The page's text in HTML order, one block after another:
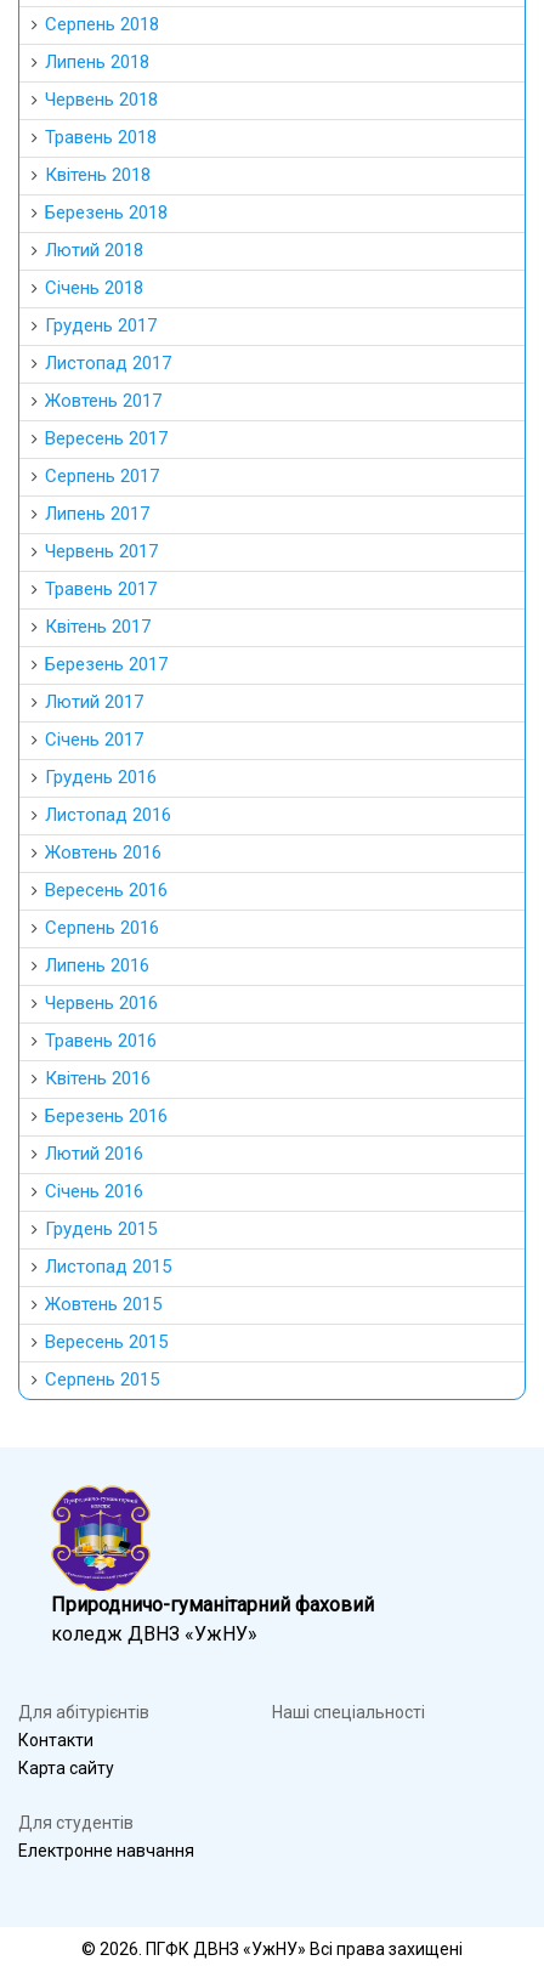
Серпень 2018
Липень 2018
Червень 2018
Травень 2018
Квітень 2018
Березень 2018
Лютий 2018
Січень 2018
Грудень 2017
Листопад 2017
Жовтень 2017
Вересень 2017
Серпень 2017
Липень 2017
Червень 2017
Травень 2017
Квітень 2017
Березень 2017
Лютий 2017
Січень 2017
Грудень 2016
Листопад 2016
Жовтень 2016
Вересень 2016
Серпень 2016
Липень 2016
Червень 2016
Травень 2016
Квітень 2016
Березень 2016
Лютий 2016
Січень 2016
Грудень 2015
Листопад 2015
Жовтень 2015
Вересень 2015
Серпень 2015
Природничо-гуманітарний фаховий
коледж ДВНЗ «УжНУ»
Для абітурієнтів
Контакти
Карта сайту
Наші спеціальності
Для студентів
Електронне навчання
© 2026. ПГФК ДВНЗ «УжНУ» Всі права захищені